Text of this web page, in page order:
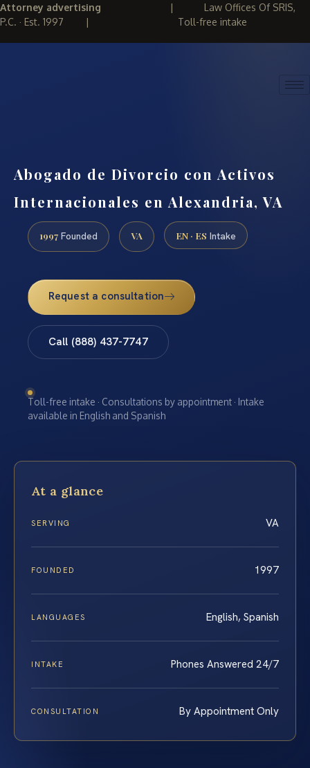
Attorney advertising | Law Offices Of SRIS,
P.C. · Est. 1997 | Toll-free intake
Abogado de Divorcio con Activos
Internacionales en Alexandria, VA
1997 Founded VA EN · ES Intake
Request a consultation
Call (888) 437-7747
Toll-free intake · Consultations by appointment · Intake
available in English and Spanish
At a glance
SERVING VA
FOUNDED 1997
LANGUAGES English, Spanish
INTAKE Phones Answered 24/7
CONSULTATION By Appointment Only